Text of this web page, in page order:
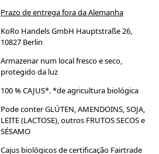
Prazo de entrega fora da Alemanha
KoRo Handels GmbH Hauptstraße 26,
10827 Berlin
Armazenar num local fresco e seco,
protegido da luz
100 % CAJUS*. *de agricultura biológica
Pode conter GLÚTEN, AMENDOINS, SOJA,
LEITE (LACTOSE), outros FRUTOS SECOS e
SÉSAMO
Cajus biológicos de certificação Fairtrade